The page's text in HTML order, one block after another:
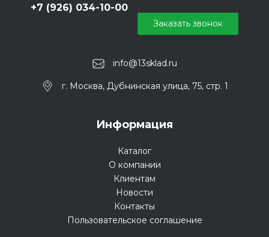
info@13sklad.ru
+7 (926) 034-10-00
г. Москва, Дубнинская улица, 75, стр. 1
Заказать звонок
Информация
Каталог
О компании
Клиентам
Новости
Контакты
Пользовательское соглашение